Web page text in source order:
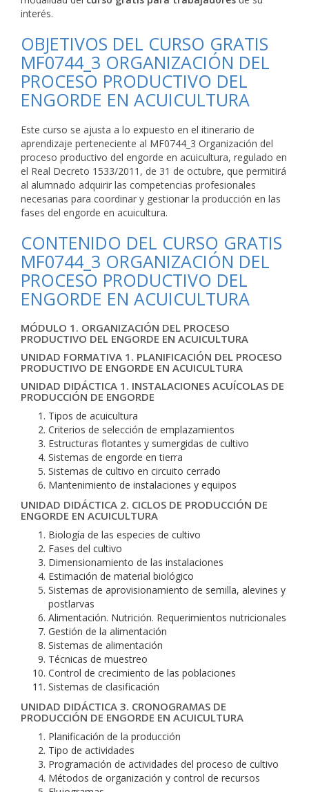
interés.
OBJETIVOS DEL CURSO GRATIS
MF0744_3 ORGANIZACIÓN DEL
PROCESO PRODUCTIVO DEL
ENGORDE EN ACUICULTURA
Este curso se ajusta a lo expuesto en el itinerario de
aprendizaje perteneciente al MF0744_3 Organización del
proceso productivo del engorde en acuicultura, regulado en
el Real Decreto 1533/2011, de 31 de octubre, que permitirá
al alumnado adquirir las competencias profesionales
necesarias para coordinar y gestionar la producción en las
fases del engorde en acuicultura.
CONTENIDO DEL CURSO GRATIS
MF0744_3 ORGANIZACIÓN DEL
PROCESO PRODUCTIVO DEL
ENGORDE EN ACUICULTURA
MÓDULO 1. ORGANIZACIÓN DEL PROCESO
PRODUCTIVO DEL ENGORDE EN ACUICULTURA
UNIDAD FORMATIVA 1. PLANIFICACIÓN DEL PROCESO
PRODUCTIVO DE ENGORDE EN ACUICULTURA
UNIDAD DIDÁCTICA 1. INSTALACIONES ACUÍCOLAS DE
PRODUCCIÓN DE ENGORDE
Tipos de acuicultura
Criterios de selección de emplazamientos
Estructuras flotantes y sumergidas de cultivo
Sistemas de engorde en tierra
Sistemas de cultivo en circuito cerrado
Mantenimiento de instalaciones y equipos
UNIDAD DIDÁCTICA 2. CICLOS DE PRODUCCIÓN DE
ENGORDE EN ACUICULTURA
Biología de las especies de cultivo
Fases del cultivo
Dimensionamiento de las instalaciones
Estimación de material biológico
Sistemas de aprovisionamiento de semilla, alevines y
postlarvas
Alimentación. Nutrición. Requerimientos nutricionales
Gestión de la alimentación
Sistemas de alimentación
Técnicas de muestreo
Control de crecimiento de las poblaciones
Sistemas de clasificación
UNIDAD DIDÁCTICA 3. CRONOGRAMAS DE
PRODUCCIÓN DE ENGORDE EN ACUICULTURA
Planificación de la producción
Tipo de actividades
Programación de actividades del proceso de cultivo
Métodos de organización y control de recursos